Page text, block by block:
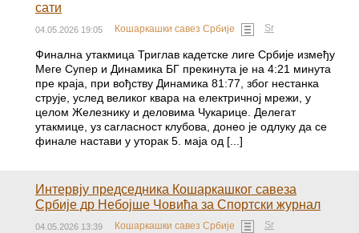
сати
04.05.2026 19:05 Кошаркашки савез Србије Sr
Финална утакмица Триглав кадетске лиге Србије између
Меге Супер и Динамика БГ прекинута је на 4:21 минута
пре краја, при вођству Динамика 81:77, због нестанка
струје, услед великог квара на електричној мрежи, у
целом Железнику и деловима Чукарице. Делегат
утакмице, уз сагласност клубова, донео је одлуку да се
финале настави у уторак 5. маја од [...]
Интервју председника Кошаркашког савеза
Србије др Небојше Човића за Спортски журнал
04.05.2026 13:39 Кошаркашки савез Србије Sr